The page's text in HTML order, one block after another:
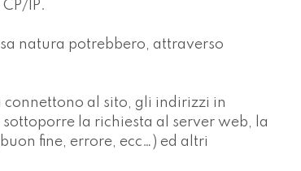
IP.
natura potrebbero, attraverso
connettono al sito, gli indirizzi in
la richiesta al server web, la
fine, errore, ecc…) ed altri